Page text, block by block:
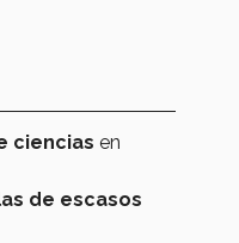
ciencias en
de escasos